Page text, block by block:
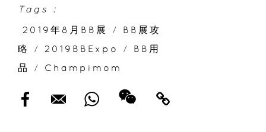
Tags :
2019年8⽉BB展
/
BB展攻
略
/ 2019BBExpo /
BB⽤
品
/ Champimom